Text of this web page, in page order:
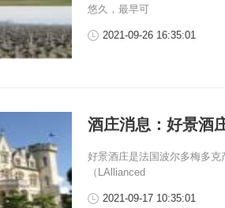
悠久，最早可
2021-09-26 16:35:01
酒庄消息：好景酒
好景酒庄是法国波尔多梅多
（LAllianced
2021-09-17 10:35:01